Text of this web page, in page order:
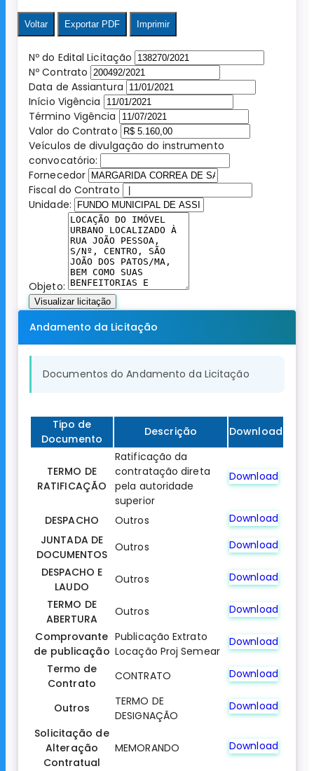
Voltar Exportar PDF Imprimir
Nº do Edital Licitação
Nº Contrato
Data de Assiantura
Início Vigência
Término Vigência
Valor do Contrato
Veículos de divulgação do instrumento
convocatório:
Fornecedor
Fiscal do Contrato
Unidade:
Objeto:
Visualizar licitação
Andamento da Licitação
Documentos do Andamento da Licitação
Tipo de
Documento
Descrição Download
TERMO DE
RATIFICAÇÃO
Ratificação da
contratação direta
pela autoridade
superior
Download
DESPACHO Outros
Download
JUNTADA DE
DOCUMENTOS
Outros
Download
DESPACHO E
LAUDO
Outros
Download
TERMO DE
ABERTURA
Outros
Download
Comprovante
de publicação
Publicação Extrato
Locação Proj Semear
Download
Termo de
Contrato
CONTRATO Download
Outros
TERMO DE
DESIGNAÇÃO
Download
Solicitação de
Alteração
Contratual
MEMORANDO Download